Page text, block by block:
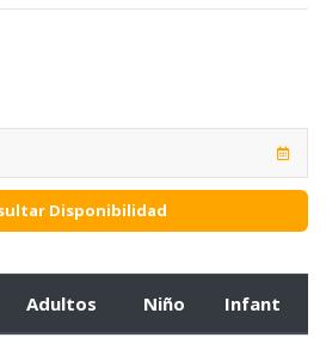
Disponibilidad
Adultos Niño Infant